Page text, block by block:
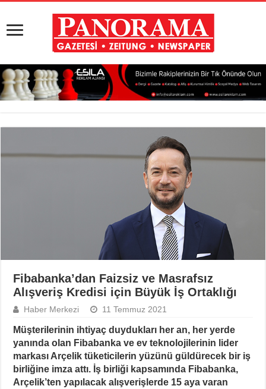
Fibabanka’dan Faizsiz ve Masrafsız
Alışveriş Kredisi için Büyük İş Ortaklığı
Haber Merkezi 11 Temmuz 2021
Müşterilerinin ihtiyaç duydukları her an, her yerde
yanında olan Fibabanka ve ev teknolojilerinin lider
markası Arçelik tüketicilerin yüzünü güldürecek bir iş
birliğine imza attı. İş birliği kapsamında Fibabanka,
Arçelik’ten yapılacak alışverişlerde 15 aya varan